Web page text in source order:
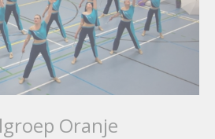
Oranje